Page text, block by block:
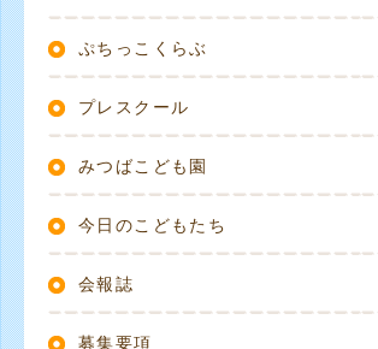
ぷちっこくらぶ
プレスクール
みつばこども園
今日のこどもたち
会報誌
募集要項